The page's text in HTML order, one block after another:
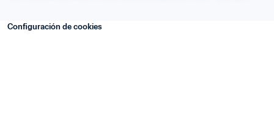
Configuración de cookies